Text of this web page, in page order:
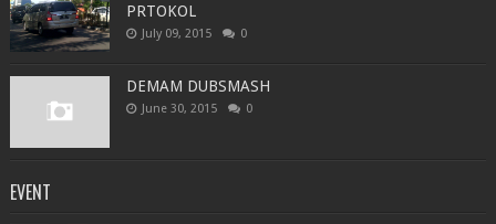
PRTOKOL
July 09, 2015 0
DEMAM DUBSMASH
June 30, 2015 0
EVENT